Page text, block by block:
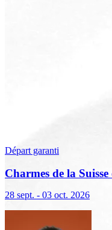
Départ garanti
Charmes de la
28 sept. - 03 oct. 2026